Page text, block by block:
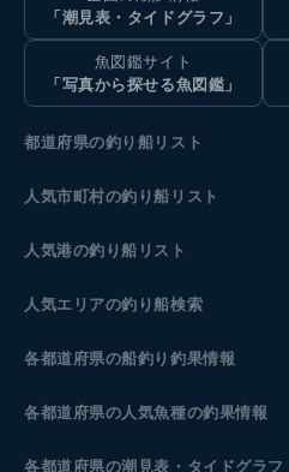
「潮見表・タイドグラフ」
魚図鑑サイト
「写真から探せる魚図鑑」
都道府県の釣り船リスト
人気市町村の釣り船リスト
人気港の釣り船リスト
人気エリアの釣り船検索
各都道府県の船釣り釣果情報
各都道府県の人気魚種の釣果情報
各都道府県の潮見表 ・タイドグラフ